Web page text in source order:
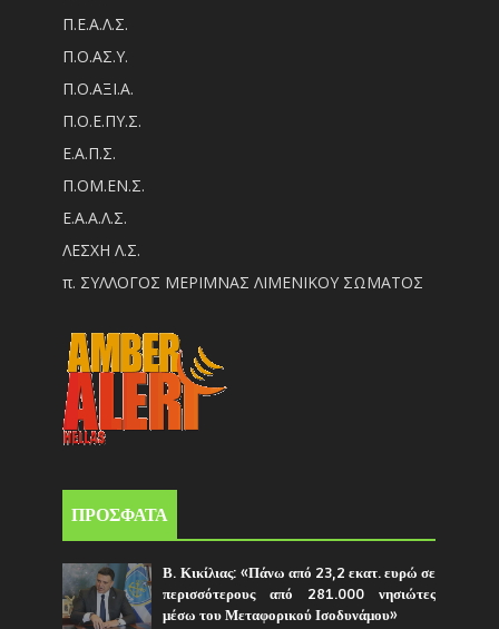
Π.Ε.Α.Λ.Σ.
Π.Ο.ΑΣ.Υ.
Π.Ο.ΑΞΙ.Α.
Π.Ο.Ε.ΠΥ.Σ.
Ε.Α.Π.Σ.
Π.ΟM.EN.Σ.
Ε.Α.Α.Λ.Σ.
ΛΕΣΧΗ Λ.Σ.
π. ΣΥΛΛΟΓΟΣ ΜΕΡΙΜΝΑΣ ΛΙΜΕΝΙΚΟΥ ΣΩΜΑΤΟΣ
ΠΡΟΣΦΑΤΑ
Β. Κικίλιας: «Πάνω από 23,2 εκατ. ευρώ σε
περισσότερους από 281.000 νησιώτες
μέσω του Μεταφορικού Ισοδυνάμου»